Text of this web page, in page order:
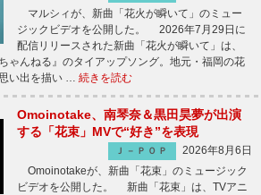
マルシィが、新曲「花火が瞬いて」のミュー
ジックビデオを公開した。 2026年7月29日に
配信リリースされた新曲「花火が瞬いて」は、
ゃんねる』のタイアップソング。地元・福岡の花
い出を描い … 続きを読む
Omoinotake、南琴奈＆黒田昊夢が出演
する「花束」MVで“好き”を表現
Ｊ－ＰＯＰ
2026年8月6日
Omoinotakeが、新曲「花束」のミュージック
ビデオを公開した。 新曲「花束」は、TVアニ